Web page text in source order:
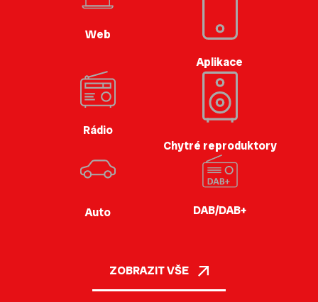
Web
Aplikace
Rádio
Chytré reproduktory
Auto DAB/DAB+
ZOBRAZIT VŠE